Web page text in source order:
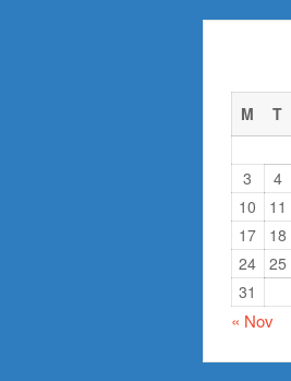
M T
3
4
10
11
17
18
24
25
31
« Nov